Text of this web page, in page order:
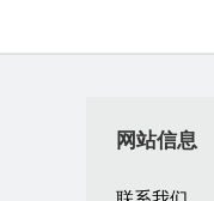
网站信息